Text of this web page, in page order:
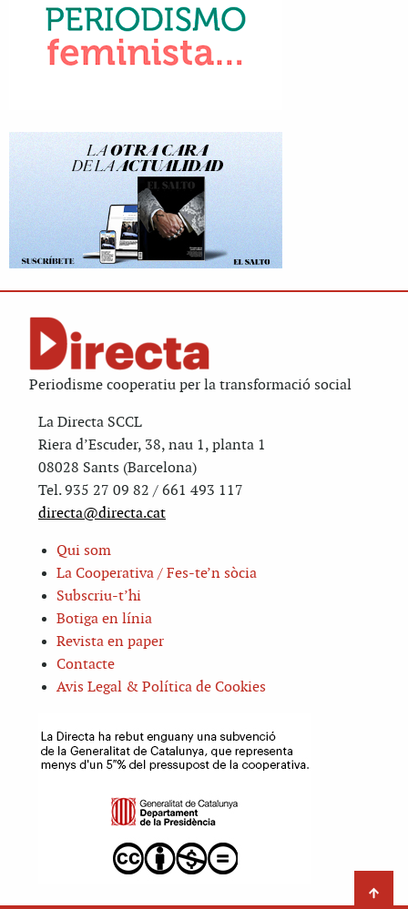
Periodisme cooperatiu per la transformació social
La Directa SCCL
Riera d’Escuder, 38, nau 1, planta 1
08028 Sants (Barcelona)
Tel. 935 27 09 82 / 661 493 117
directa@directa.cat
Qui som
La Cooperativa / Fes-te’n sòcia
Subscriu-t’hi
Botiga en línia
Revista en paper
Contacte
Avis Legal & Política de Cookies